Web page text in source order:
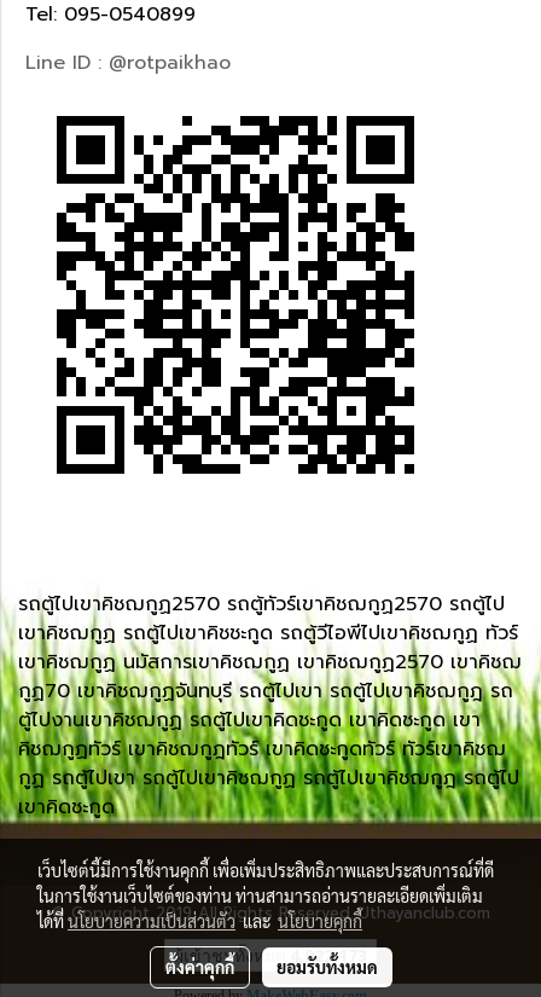
Tel: 095-0540899
Line ID : @rotpaikhao
รถตู้ไปเขาคิชฌกูฏ2570 รถตู้ทัวร์เขาคิชฌกูฏ2570 รถตู้ไป
เขาคิชฌกูฏ รถตู้ไปเขาคิชชะกูด รถตู้วีไอพีไปเขาคิชฌกูฏ ทัวร์
เขาคิชฌกูฏ นมัสการเขาคิชฌกูฏ เขาคิชฌกูฏ2570 เขาคิชฌ
กูฏ70 เขาคิชฌกูฏจันทบุรี รถตู้ไปเขา รถตู้ไปเขาคิชฌกูฎ รถ
ตู้ไปงานเขาคิชฌกูฏ รถตู้ไปเขาคิดชะกูด เขาคิดชะกูด เขา
คิชฌกูฏทัวร์ เขาคิชฌกูฎทัวร์ เขาคิดชะกูดทัวร์ ทัวร์เขาคิชฌ
กูฏ รถตู้ไปเขา รถตู้ไปเขาคิชฌกูฏ รถตู้ไปเขาคิชฌกูฎ รถตู้ไป
เขาคิดชะกูด
© Copyright 2019 All Rights Reserved. Uthayanclub.com
ผู้เข้าชมทั้งหมด4,022,173
เว็บไซต์นี้มีการใช้งานคุกกี้ เพื่อเพิ่มประสิทธิภาพและประสบการณ์ที่ดี
ในการใช้งานเว็บไซต์ของท่าน ท่านสามารถอ่านรายละเอียดเพิ่มเติม
ได้ที่นโยบายความเป็นส่วนตัวและ นโยบายคุกกี้
ตั้งค่าคุกกี้ ยอมรับทั้งหมด